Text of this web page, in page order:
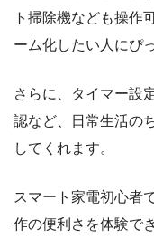
ト掃除機なども操作
ーム化したい人にぴ
さらに、タイマー設
認など、日常生活の
してくれます。
スマート家電初心者
作の便利さを体験で